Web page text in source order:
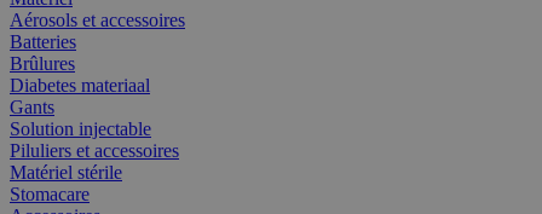
Aérosols et accessoires
Batteries
Brûlures
Diabetes materiaal
Gants
Solution injectable
Piluliers et accessoires
Matériel stérile
Stomacare